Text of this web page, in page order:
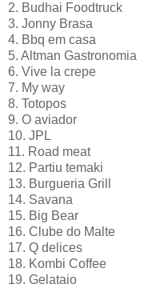
2. Budhai Foodtruck
3. Jonny Brasa
4. Bbq em casa
5. Altman Gastronomia
6. Vive la crepe
7. My way
8. Totopos
9. O aviador
10. JPL
11. Road meat
12. Partiu temaki
13. Burgueria Grill
14. Savana
15. Big Bear
16. Clube do Malte
17. Q delices
18. Kombi Coffee
19. Gelataio